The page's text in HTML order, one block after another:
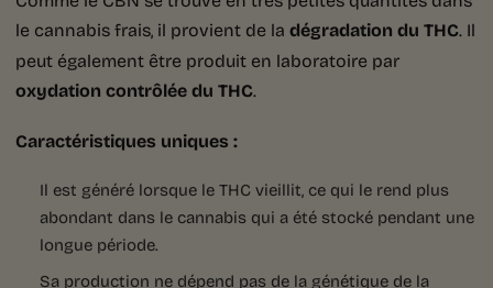
le cannabis frais, il provient de la dégradation du THC. Il
peut également être produit en laboratoire par
oxydation contrôlée du THC.
Caractéristiques uniques :
Il est généré lorsque le THC vieillit, ce qui le rend plus
abondant dans le cannabis qui a été stocké pendant une
longue période.
Sa production ne dépend pas de la génétique de la